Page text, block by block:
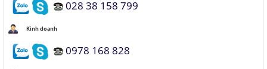
028 38 158 799
Kinh doanh
0978 168 828